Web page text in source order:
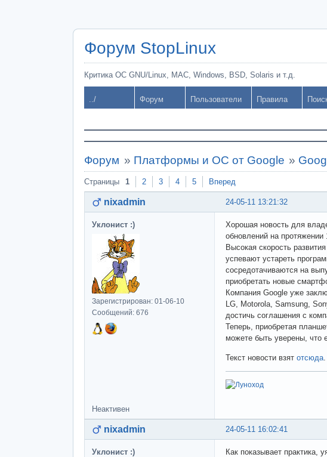
Форум StopLinux
Критика ОС GNU/Linux, MAC, Windows, BSD, Solaris и т.д.
../ Форум Пользователи Правила
Форум » Платформы и ОС от Google »
Страницы 1 2 3 4 5 Вперед
24-05-11 13:21:32
nixadmin
Уклонист :)
Зарегистрирован: 01-06-10
Сообщений: 676
Хорошая новость для
обновлений на протяжении
Высокая скорость
успевают устареть
сосредотачиваются на
приобретать новые
Компания Google уже
LG, Motorola, Samsung,
достичь соглашения с
Теперь, приобретая
можете быть уверены, что
Текст новости взят отсюда
Неактивен
24-05-11 16:02:41
nixadmin
Уклонист :) Как показывает практика,